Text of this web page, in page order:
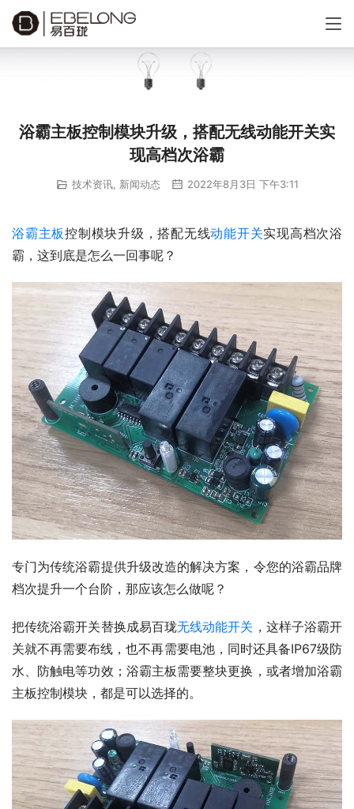
浴霸主板控制模块升级，搭配无线动能开关实
现高档次浴霸
技术资讯, 新闻动态 2022年8月3日 下午3:11
浴霸主板控制模块升级，搭配无线动能开关实现高档次浴
霸，这到底是怎么一回事呢？
专门为传统浴霸提供升级改造的解决方案，令您的浴霸品牌
档次提升一个台阶，那应该怎么做呢？
把传统浴霸开关替换成易百珑无线动能开关 ，这样子浴霸开
关就不再需要布线，也不再需要电池，同时还具备IP67级防
水、防触电等功效；浴霸主板需要整块更换，或者增加浴霸
主板控制模块，都是可以选择的。